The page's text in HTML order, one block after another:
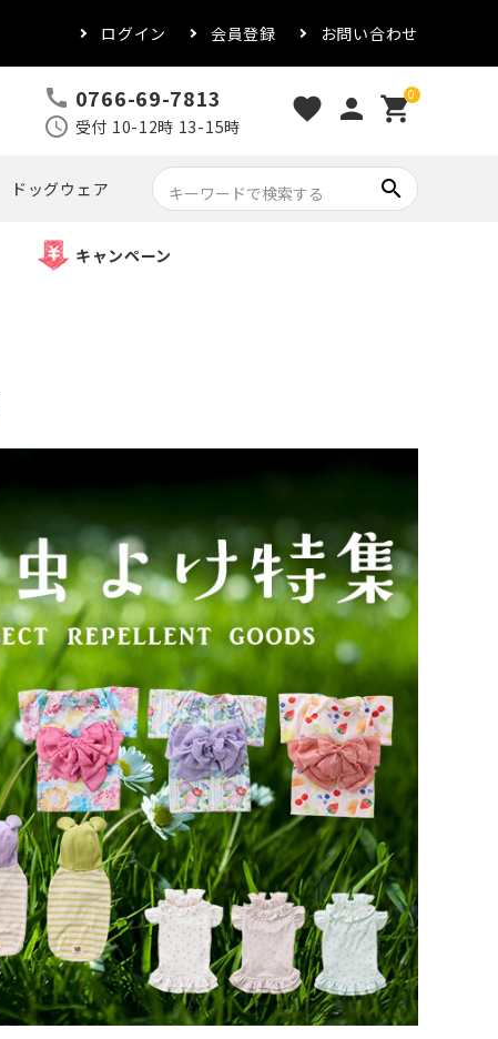
ログイン 会員登録 お問い合わせ
call 0766-69-7813
schedule 受付 10-12時 13-15時
favorite person 0
shopping_cart
ドッグウェア search
キャンペーン